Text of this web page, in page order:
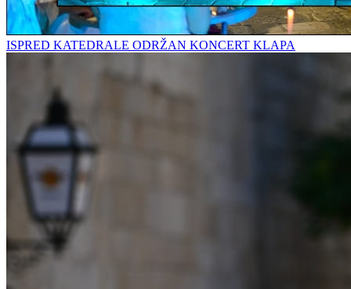
ISPRED KATEDRALE ODRŽAN KONCERT KLAPA